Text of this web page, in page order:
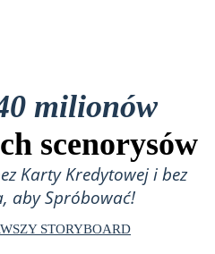
milionów
scenorysów
Karty Kredytowej i bez
aby Spróbować!
STORYBOARD